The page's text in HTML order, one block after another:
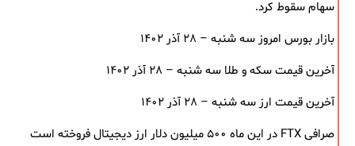
سهام سقوط کرد.
بازار بورس امروز سه شنبه – ۲۸ آذر ۱۴۰۲
آخرین قیمت سکه و طلا سه شنبه – ۲۸ آذر ۱۴۰۲
آخرین قیمت ارز سه شنبه – ۲۸ آذر ۱۴۰۲
صرافی FTX در این ماه ۵۰۰ میلیون دلار ارز دیجیتال فروخته است